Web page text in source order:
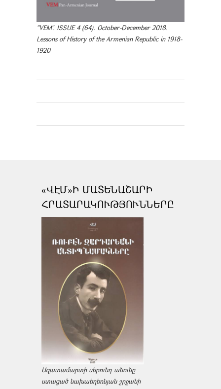
"VEM". ISSUE 4 (64). October-December 2018.
Lessons of History of the Armenian Republic in 1918-
1920
«ՎԷՄ»Ի ՄԱՏԵՆԱՇԱՐԻ
ՀՐԱՏԱՐԱԿՈՒԹՅՈՒՆՆԵՐԸ
Ազատամարտի սերունդ անունը
ստացած նախաեղեռնյան շրջանի